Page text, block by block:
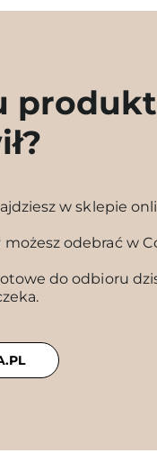
w sklepie
odebrać w
do odbioru